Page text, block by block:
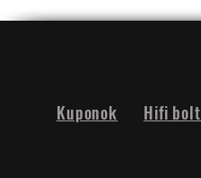
Hifi bolt
Kuponok